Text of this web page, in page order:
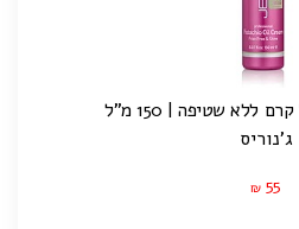
ג'נוריס
₪ 55